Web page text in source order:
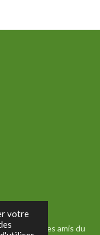
votre
et des amis du